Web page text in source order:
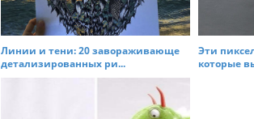
Линии и тени: 20 завораживающе
детализированных ри...
Эти
которые